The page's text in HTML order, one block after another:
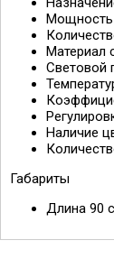
Мощность
Материал
Световой
Наличие
Габариты
Длина 90